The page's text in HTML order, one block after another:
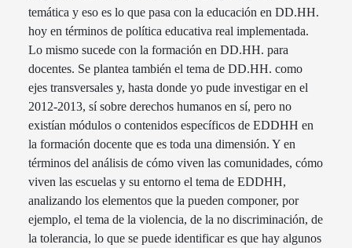
temática y eso es lo que pasa con la educación en DD.HH.
hoy en términos de política educativa real implementada.
Lo mismo sucede con la formación en DD.HH. para
docentes. Se plantea también el tema de DD.HH. como
ejes transversales y, hasta donde yo pude investigar en el
2012-2013, sí sobre derechos humanos en sí, pero no
existían módulos o contenidos específicos de EDDHH en
la formación docente que es toda una dimensión. Y en
términos del análisis de cómo viven las comunidades, cómo
viven las escuelas y su entorno el tema de EDDHH,
analizando los elementos que la pueden componer, por
ejemplo, el tema de la violencia, de la no discriminación, de
la tolerancia, lo que se puede identificar es que hay algunos